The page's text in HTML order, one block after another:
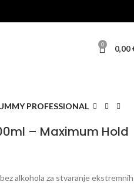
0 0,00
PROFESSIONAL
– Maximum Hold
alkohola za stvaranje ekstremnih